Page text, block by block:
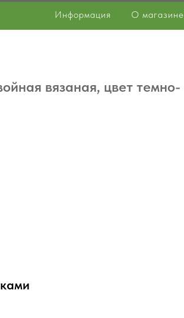
Информация О магазине
вязаная, цвет темно-